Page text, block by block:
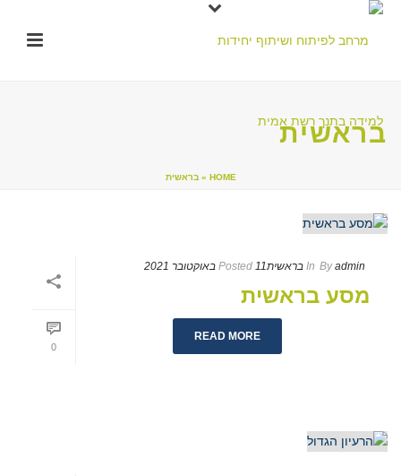
בראשית
HOME
»בראשית
0
By admin
In בראשית Posted 11 באוקטובר 2021
מסע בראשית
READ MORE